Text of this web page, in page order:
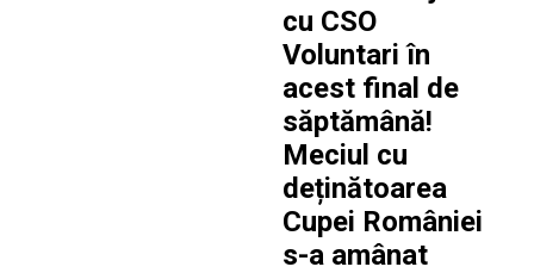
cu CSO
Voluntari în
acest final de
săptămână!
Meciul cu
deținătoarea
Cupei României
s-a amânat